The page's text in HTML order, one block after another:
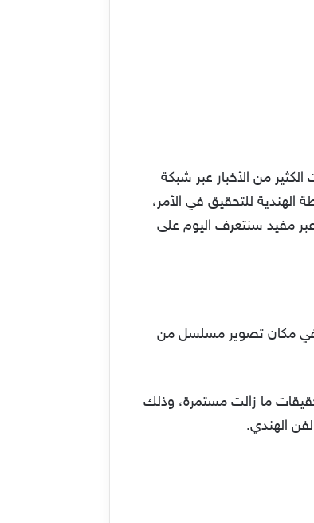
من الأخبار عبر شبكة
للتحقيق في الأمر،
مفيد سنتعرف اليوم على
في مكان تصوير مسلسل من
ما زالت مستمرة، وذلك
الهندي.